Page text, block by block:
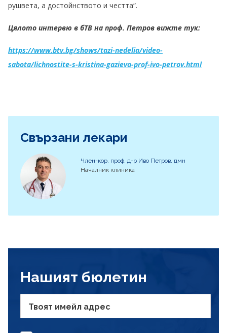
рушвета, а достойнството и честта“.
Цялото интервю в бТВ на проф. Петров вижте тук:
https://www.btv.bg/shows/tazi-nedelia/video-
sabota/lichnostite-s-kristina-gazieva-prof-ivo-petrov.html
Свързани лекари
Член-кор. проф. д-р Иво Петров, дмн
Началник клиника
Нашият бюлетин
Твоят имейл адрес